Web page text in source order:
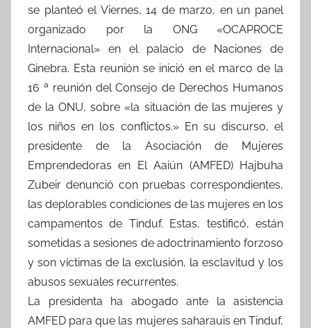
se planteó el Viernes, 14 de marzo, en un panel
organizado por la ONG «OCAPROCE
Internacional» en el palacio de Naciones de
Ginebra. Esta reunión se inició en el marco de la
16 ª reunión del Consejo de Derechos Humanos
de la ONU, sobre «la situación de las mujeres y
los niños en los conflictos.» En su discurso, el
presidente de la Asociación de Mujeres
Emprendedoras en El Aaiún (AMFED) Hajbuha
Zubeir denunció con pruebas correspondientes,
las deplorables condiciones de las mujeres en los
campamentos de Tinduf. Estas, testificó, están
sometidas a sesiones de adoctrinamiento forzoso
y son víctimas de la exclusión, la esclavitud y los
abusos sexuales recurrentes.
La presidenta ha abogado ante la asistencia
AMFED para que las mujeres saharauis en Tinduf,